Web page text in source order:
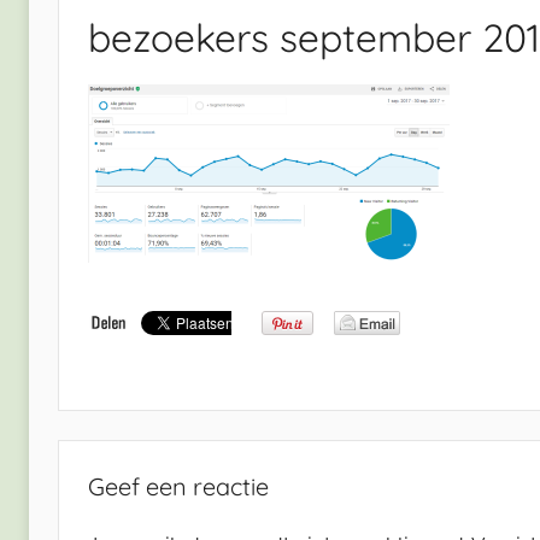
bezoekers september
Geef een reactie